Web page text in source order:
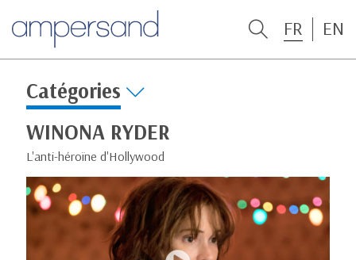
FR EN
Catégories
WINONA RYDER
L'anti-héroïne d'Hollywood